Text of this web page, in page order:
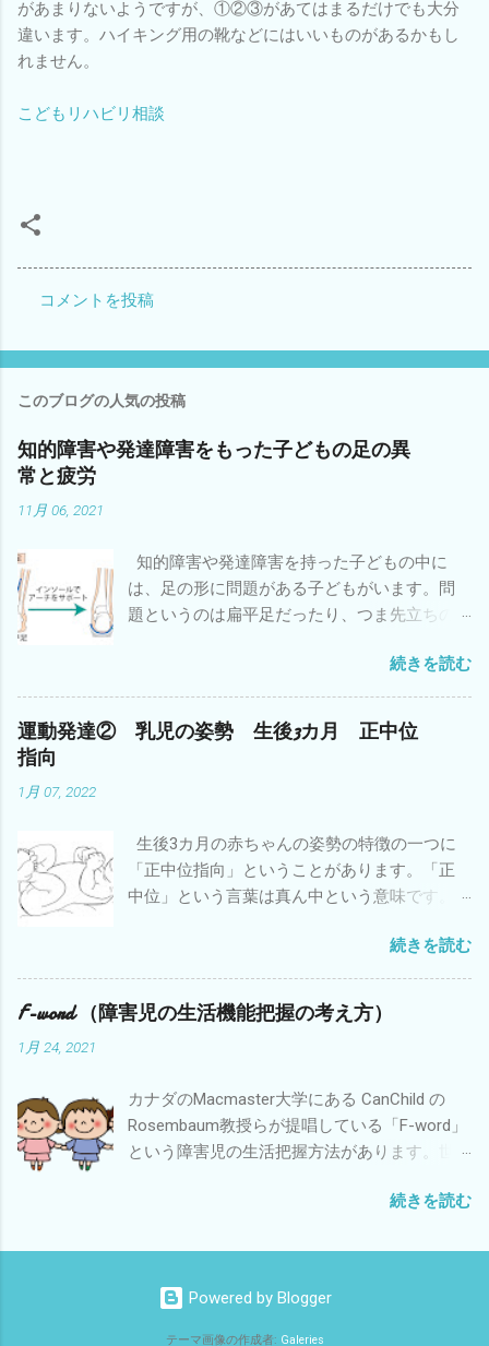
があまりないようですが、①②③があてはまるだけでも大分
違います。ハイキング用の靴などにはいいものがあるかもし
れません。
こどもリハビリ相談
メ
ト
コメントを投稿
このブログの人気の投稿
知的障害や発達障害をもった子どもの足の異
常と疲労
11月 06, 2021
知的障害や発達障害を持った子どもの中に
は、足の形に問題がある子どもがいます。問
題というのは扁平足だったり、つま先立ちの
性やバランスや敏捷性などの運動能力も低い
子どもが多いことはよく知られています。立
ったり歩いたりしている時に地面に接してい
るのは足なので、足が上手く形を変えて地面
やすいということも知っておいてください。
特に小学校・中学校と身体が大きくなると疲
れやすさが増します。足でバランスがとりに
かってバランスをとっているからです。中に
は太ももやお尻の外側の筋肉が強く張ってい
る子どもがいます。 疲れやすさに対する対策
用④ストレッチやマッサージによる疲労軽減
などがあると思います。 知的障害や発達障害
を持った子どもの中には脳性麻痺という診断
がついた子どもほど足の問題に注目されてい
続きを読む
運動発達② 乳児の姿勢 生後3カ月 正中位
指向
1月 07, 2022
生後3カ月の赤ちゃんの姿勢の特徴の一つに
「正中位指向」ということがあります。「正
中位」という言葉は真ん中という意味です。
ことです。英語では「Midline orientation」と
いいます。 新生児の頃に比べて3カ月の赤ちゃ
んは目が覚めていている時に頭が真ん中にあ
ることが増えてきます。上肢・下肢も真ん中
頭や手がそちら向かっていきますが、興味が
去れば真ん中に近いところに頭や手足が向か
っていく傾向がでてきます。 このような姿勢
覚や触覚や固有感覚でとらえて無意識に姿勢
覚統合が発達した」「神経ネットワークが発
達した」ということになります。 このような
姿勢をとっている時の筋肉の活動は、頸部や
続きを読む
F-word （障害児の生活機能把握の考え方）
1月 24, 2021
カナダのMacmaster大学にある CanChild の
Rosembaum教授らが提唱している「F-word」
という障害児の生活把握方法があります。世
下ICF）の枠組みに障害を持った子どもの生活
ます。新しい小児理学療法の成書でも紹介さ
「Fitness フィットネス」「Function 機能」
「Friends 友達」「Family 家族」「Fun 楽
続きを読む
Powered by Blogger
テーマ画像の作成者: Galeries